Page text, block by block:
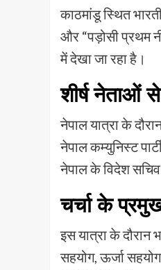
काठमांडू स्थित
और “पड़ोसी प्रथम
में देखा जा रहा है।
शीर्ष नेताओं
नेपाल यात्रा के
नेपाल कम्युनिस्ट
नेपाल के विदेश
चर्चा के प्रमुख
इस यात्रा के दौरान
सहयोग, ऊर्जा